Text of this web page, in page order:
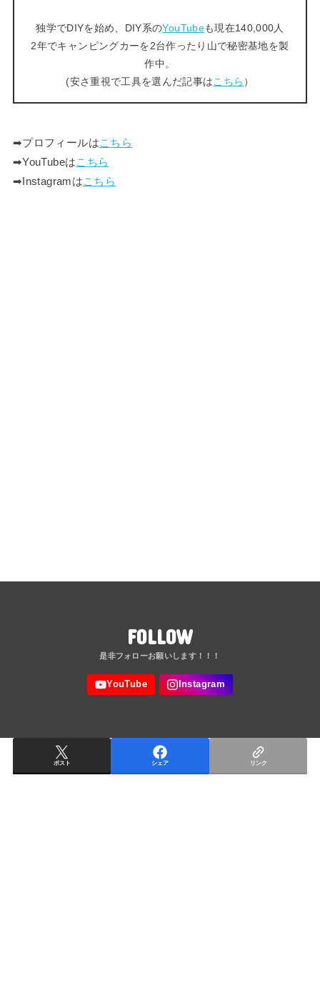
独学でDIYを始め、DIY系のYouTubeも現在140,000人
2年でキャンピングカーを2台作ったり山で秘密基地を製
作中。
(安さ重視で工具を選んだ記事はこちら ）
➡︎プロフィールはこちら
➡︎YouTubeはこちら
➡︎Instagramはこちら
FOLLOW
ポスト シェア リンク